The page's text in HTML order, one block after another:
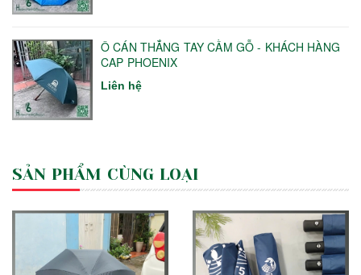
Ô CÁN THẲNG TAY CẦM GỖ - KHÁCH HÀNG
CAP PHOENIX
Liên hệ
SẢN PHẨM CÙNG LOẠI